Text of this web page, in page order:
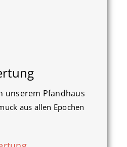
unserem Pfandhaus
aus allen Epochen